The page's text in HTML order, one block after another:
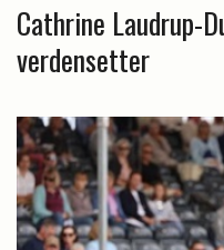
Cathrine Laudrup-
verdensetter